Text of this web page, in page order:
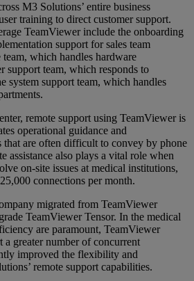
M3 Solutions’ entire business
training to direct customer support.
TeamViewer include the onboarding
support for sales team
which handles hardware
support team, which responds to
system support team, which handles
remote support using TeamViewer is
operational guidance and
that are often difficult to convey by phone
assistance also plays a vital role when
on-site issues at medical institutions,
connections per month.
migrated from TeamViewer
TeamViewer Tensor. In the medical
are paramount, TeamViewer
a greater number of concurrent
improved the flexibility and
remote support capabilities.